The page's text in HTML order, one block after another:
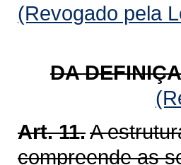
(Revogado pela
DA
Art. 11.A
compreende as